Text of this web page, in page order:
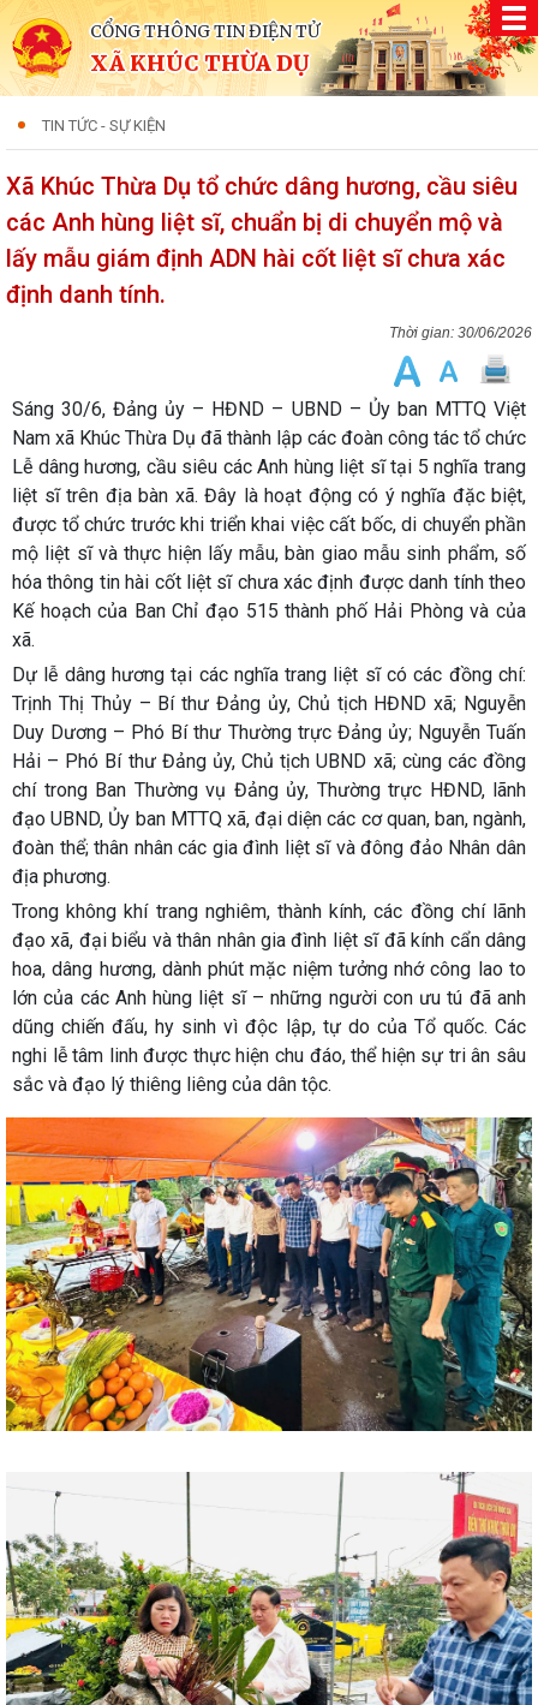
CỔNG THÔNG TIN ĐIỆN TỬ
XÃ KHÚC THỪA DỤ
TIN TỨC - SỰ KIỆN
Xã Khúc Thừa Dụ tổ chức dâng hương, cầu siêu
các Anh hùng liệt sĩ, chuẩn bị di chuyển mộ và
lấy mẫu giám định ADN hài cốt liệt sĩ chưa xác
định danh tính.
30/06/2026
Sáng 30/6, Đảng ủy – HĐND – UBND – Ủy ban MTTQ Việt
Nam xã Khúc Thừa Dụ đã thành lập các đoàn công tác tổ chức
Lễ dâng hương, cầu siêu các Anh hùng liệt sĩ tại 5 nghĩa trang
liệt sĩ trên địa bàn xã. Đây là hoạt động có ý nghĩa đặc biệt,
được tổ chức trước khi triển khai việc cất bốc, di chuyển phần
mộ liệt sĩ và thực hiện lấy mẫu, bàn giao mẫu sinh phẩm, số
hóa thông tin hài cốt liệt sĩ chưa xác định được danh tính theo
Kế hoạch của Ban Chỉ đạo 515 thành phố Hải Phòng và của
xã.
Dự lễ dâng hương tại các nghĩa trang liệt sĩ có các đồng chí:
Trịnh Thị Thủy – Bí thư Đảng ủy, Chủ tịch HĐND xã; Nguyễn
Duy Dương – Phó Bí thư Thường trực Đảng ủy; Nguyễn Tuấn
Hải – Phó Bí thư Đảng ủy, Chủ tịch UBND xã; cùng các đồng
chí trong Ban Thường vụ Đảng ủy, Thường trực HĐND, lãnh
đạo UBND, Ủy ban MTTQ xã, đại diện các cơ quan, ban, ngành,
đoàn thể; thân nhân các gia đình liệt sĩ và đông đảo Nhân dân
địa phương.
Trong không khí trang nghiêm, thành kính, các đồng chí lãnh
đạo xã, đại biểu và thân nhân gia đình liệt sĩ đã kính cẩn dâng
hoa, dâng hương, dành phút mặc niệm tưởng nhớ công lao to
lớn của các Anh hùng liệt sĩ – những người con ưu tú đã anh
dũng chiến đấu, hy sinh vì độc lập, tự do của Tổ quốc. Các
nghi lễ tâm linh được thực hiện chu đáo, thể hiện sự tri ân sâu
sắc và đạo lý thiêng liêng của dân tộc.